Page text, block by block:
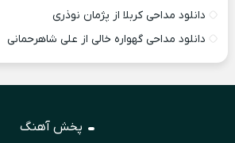
دانلود مداحی کربلا از پژمان نوذری
دانلود مداحی گهواره خالی از علی شاهرحمانی
پخش آهنگ